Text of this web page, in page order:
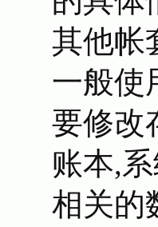
其他帐
一般使
要修改
账本,
相关的